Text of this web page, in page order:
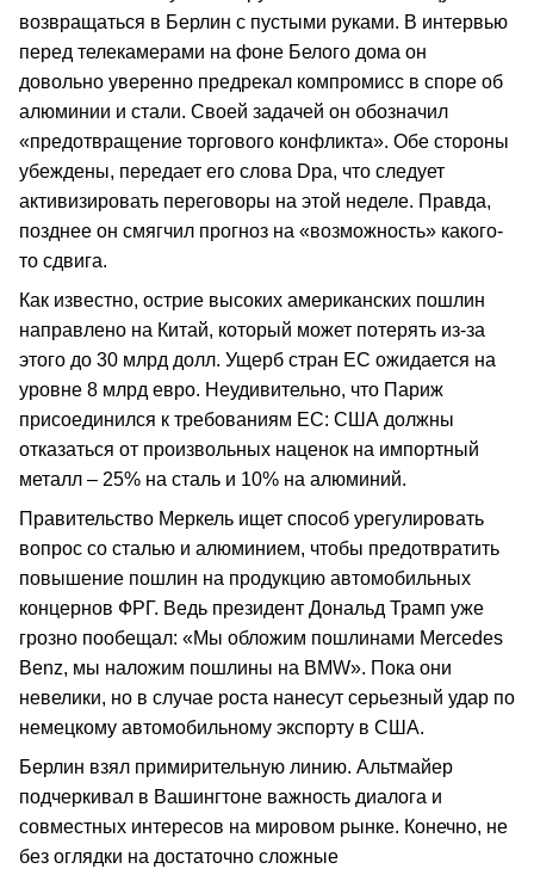
возвращаться в Берлин с пустыми руками. В интервью
перед телекамерами на фоне Белого дома он
довольно уверенно предрекал компромисс в споре об
алюминии и стали. Своей задачей он обозначил
«предотвращение торгового конфликта». Обе стороны
убеждены, передает его слова Dpa, что следует
активизировать переговоры на этой неделе. Правда,
позднее он смягчил прогноз на «возможность» какого-
то сдвига.
Как известно, острие высоких американских пошлин
направлено на Китай, который может потерять из-за
этого до 30 млрд долл. Ущерб стран ЕС ожидается на
уровне 8 млрд евро. Неудивительно, что Париж
присоединился к требованиям ЕС: США должны
отказаться от произвольных наценок на импортный
металл – 25% на сталь и 10% на алюминий.
Правительство Меркель ищет способ урегулировать
вопрос со сталью и алюминием, чтобы предотвратить
повышение пошлин на продукцию автомобильных
концернов ФРГ. Ведь президент Дональд Трамп уже
грозно пообещал: «Мы обложим пошлинами Mercedes
Benz, мы наложим пошлины на BMW». Пока они
невелики, но в случае роста нанесут серьезный удар по
немецкому автомобильному экспорту в США.
Берлин взял примирительную линию. Альтмайер
подчеркивал в Вашингтоне важность диалога и
совместных интересов на мировом рынке. Конечно, не
без оглядки на достаточно сложные